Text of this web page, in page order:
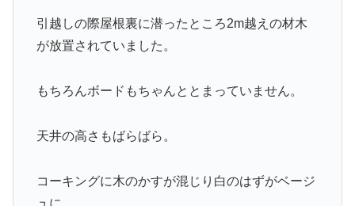
引越しの際屋根裏に潜ったところ2m越えの材木
が放置されていました。
もちろんボードもちゃんととまっていません。
天井の高さもばらばら。
コーキングに木のかすが混じり白のはずがベージ
ュに。